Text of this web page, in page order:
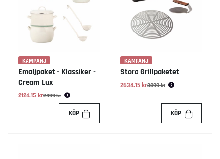
KAMPANJ
Emaljpaket - Klassiker -
Cream Lux
2124.15 kr
Ordinarie pris:
2499 kr
KÖP
KAMPANJ
Stora Grillpaketet
2634.15 kr
Ordinarie pris:
3099 kr
KÖP